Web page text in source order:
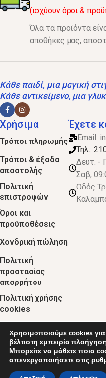
(ισχύουν όροι &
Όλα τα προϊόντα
αποθήκες μας,
Κάθε παιδί, μια μαγική
Κάθε αντικείμενο, μια
Χρήσιμα
Τρόποι πληρωμής
Τρόποι & έξοδα
αποστολής
Πολιτική
επιστροφών
Όροι και
προϋποθέσεις
Χονδρική πώληση
Πολιτική
προστασίας
απορρήτου
Πολιτική χρήσης
cookies
Έχετε
Email:
Τηλ.:
Δευτ. -
Σαβ,
Οδός
© 2024 ::
Χρησιμοποιούμε cookies
βέλτιστη εμπειρία
Μπορείτε να μάθετε ποια
απενεργοποιήσετε στις